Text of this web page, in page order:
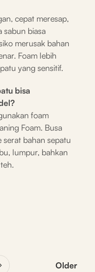
cepat meresap,
sabun biasa
merusak bahan
Foam lebih
yang sensitif.
bisa
foam
Foam. Busa
bahan sepatu
lumpur, bahkan
Older